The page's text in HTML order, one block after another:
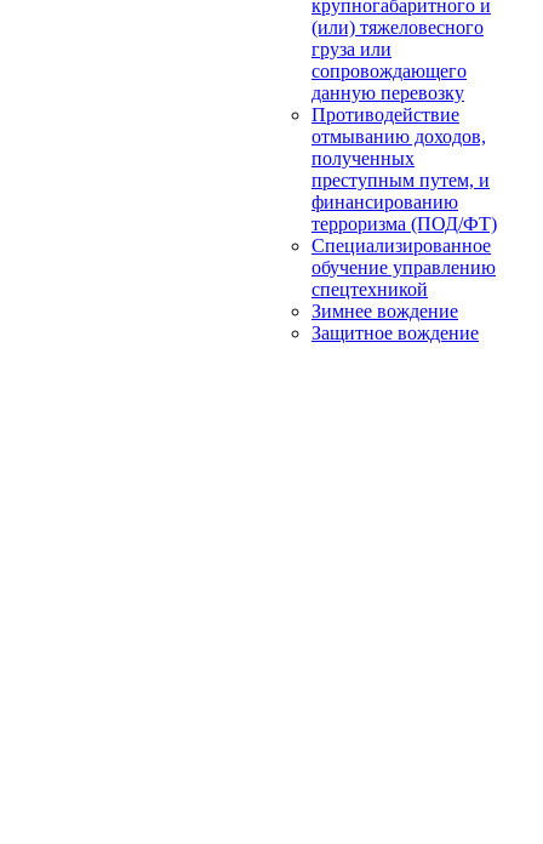
крупногабаритного и
(или) тяжеловесного
груза или
сопровождающего
данную перевозку
Противодействие
отмыванию доходов,
полученных
преступным путем, и
финансированию
терроризма (ПОД/ФТ)
Специализированное
обучение управлению
спецтехникой
Зимнее вождение
Защитное вождение